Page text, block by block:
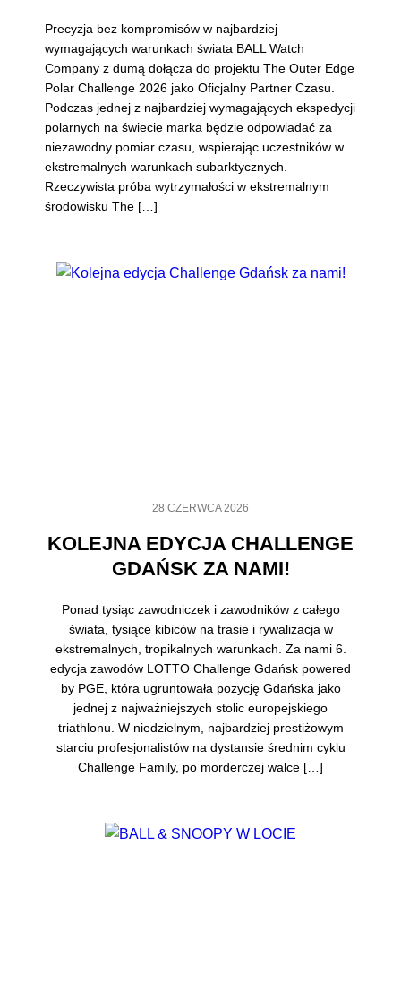
Precyzja bez kompromisów w najbardziej
wymagających warunkach świata BALL Watch
Company z dumą dołącza do projektu The Outer Edge
Polar Challenge 2026 jako Oficjalny Partner Czasu.
Podczas jednej z najbardziej wymagających ekspedycji
polarnych na świecie marka będzie odpowiadać za
niezawodny pomiar czasu, wspierając uczestników w
ekstremalnych warunkach subarktycznych.
Rzeczywista próba wytrzymałości w ekstremalnym
środowisku The […]
28 CZERWCA 2026
KOLEJNA EDYCJA CHALLENGE
GDAŃSK ZA NAMI!
Ponad tysiąc zawodniczek i zawodników z całego
świata, tysiące kibiców na trasie i rywalizacja w
ekstremalnych, tropikalnych warunkach. Za nami 6.
edycja zawodów LOTTO Challenge Gdańsk powered
by PGE, która ugruntowała pozycję Gdańska jako
jednej z najważniejszych stolic europejskiego
triathlonu. W niedzielnym, najbardziej prestiżowym
starciu profesjonalistów na dystansie średnim cyklu
Challenge Family, po morderczej walce […]